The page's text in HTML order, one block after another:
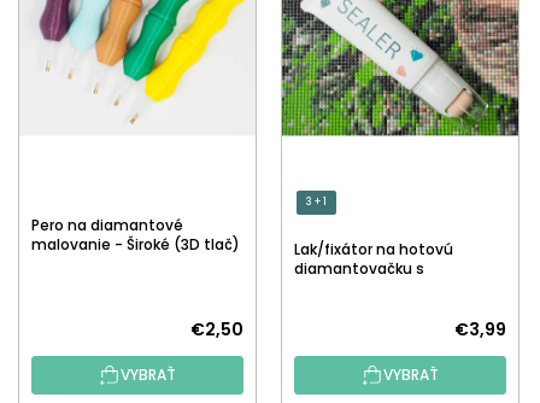
Pero na diamantové
malovanie - Široké (3D tlač)
€2,50
VYBRAŤ
3 + 1
Lak/fixátor na hotovú
diamantovačku s
€3,99
VYBRAŤ